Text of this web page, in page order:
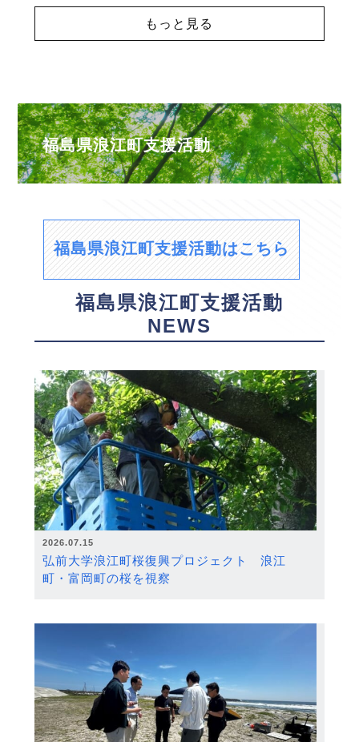
もっと見る
福島県浪江町支援活動
福島県浪江町支援活動はこちら
福島県浪江町支援活動
NEWS
2026.07.15
弘前大学浪江町桜復興プロジェクト 浪江
町・富岡町の桜を視察